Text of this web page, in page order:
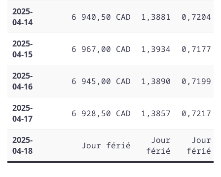
2025-
04-14
6 940,50 CAD 1,3881 0,7204
2025-
04-15
6 967,00 CAD 1,3934 0,7177
2025-
04-16
6 945,00 CAD 1,3890 0,7199
2025-
04-17
6 928,50 CAD 1,3857 0,7217
2025-
04-18
Jour férié
Jour
férié
Jour
férié